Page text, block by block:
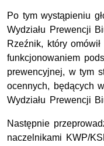
Po tym wystąpieniu
Wydziału Prewencji
Rzeźnik, który
funkcjonowaniem
prewencyjnej, w tym
ocennych, będących
Wydziału Prewencji
Następnie
naczelnikami KWP/